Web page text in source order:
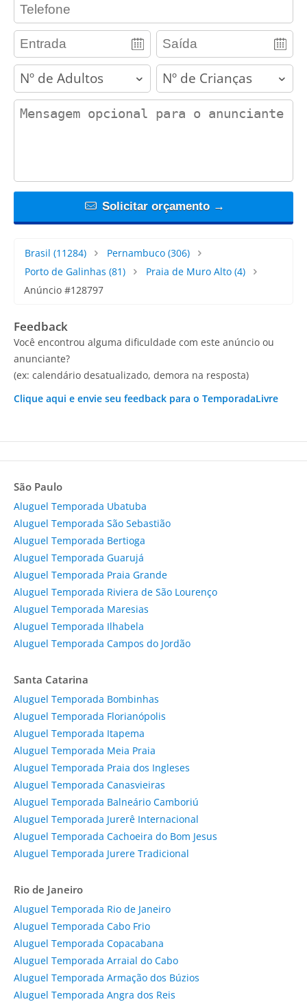
adults children
contact_message
Solicitar orçamento →
Brasil (11284) Pernambuco(306)
Porto de Galinhas (81) Praia de Muro Alto(4)
Anúncio #128797
Feedback
Você encontrou alguma dificuldade com este anúncio ou
anunciante?
(ex: calendário desatualizado, demora na resposta)
Clique aqui e envie seu feedback para o TemporadaLivre
São Paulo
Aluguel Temporada Ubatuba
Aluguel Temporada São Sebastião
Aluguel Temporada Bertioga
Aluguel Temporada Guarujá
Aluguel Temporada Praia Grande
Aluguel Temporada Riviera de São Lourenço
Aluguel Temporada Maresias
Aluguel Temporada Ilhabela
Aluguel Temporada Campos do Jordão
Santa Catarina
Aluguel Temporada Bombinhas
Aluguel Temporada Florianópolis
Aluguel Temporada Itapema
Aluguel Temporada Meia Praia
Aluguel Temporada Praia dos Ingleses
Aluguel Temporada Canasvieiras
Aluguel Temporada Balneário Camboriú
Aluguel Temporada Jurerê Internacional
Aluguel Temporada Cachoeira do Bom Jesus
Aluguel Temporada Jurere Tradicional
Rio de Janeiro
Aluguel Temporada Rio de Janeiro
Aluguel Temporada Cabo Frio
Aluguel Temporada Copacabana
Aluguel Temporada Arraial do Cabo
Aluguel Temporada Armação dos Búzios
Aluguel Temporada Angra dos Reis